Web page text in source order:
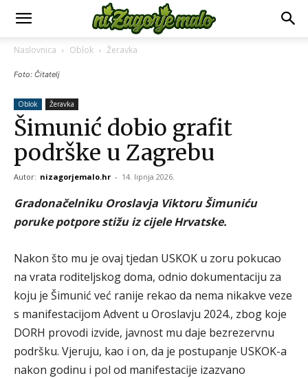
Naslovnica Oblok Žeravka
Foto: Čitatelj
Oblok Žeravka
Šimunić dobio grafit
podrške u Zagrebu
Autor: nizagorjemalo.hr - 14. lipnja 2026.
Gradonačelniku Oroslavja Viktoru Šimuniću
poruke potpore stižu iz cijele Hrvatske.
Nakon što mu je ovaj tjedan USKOK u zoru pokucao
na vrata roditeljskog doma, odnio dokumentaciju za
koju je Šimunić već ranije rekao da nema nikakve veze
s manifestacijom Advent u Oroslavju 2024., zbog koje
DORH provodi izvide, javnost mu daje bezrezervnu
podršku. Vjeruju, kao i on, da je postupanje USKOK-a
nakon godinu i pol od manifestacije izazvano